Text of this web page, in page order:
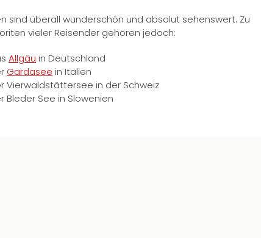
sind überall wunderschön und absolut sehenswert. Zu
vieler Reisender gehören jedoch:
Allgäu in Deutschland
Gardasee in Italien
Vierwaldstättersee in der Schweiz
Bleder See in Slowenien